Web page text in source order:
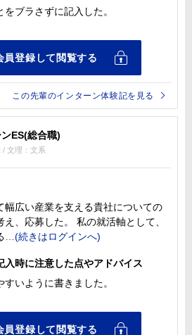
ブラさずに記入した。
この先輩のインターン体験記を見る
ES(総合職)
/ 文理：文系
幅広い産業を支える貴社についての
、応募した。 私の就活軸として、
入時に注意した点やアドバイス
いように書きました。